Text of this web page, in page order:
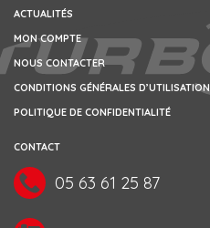
ACTUALITÉS
MON COMPTE
NOUS CONTACTER
CONDITIONS GÉNÉRALES D’UTILISATION
POLITIQUE DE CONFIDENTIALITÉ
CONTACT
05 63 61 25 87